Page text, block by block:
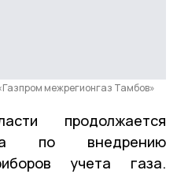
межрегионгаз Тамбов»
продолжается
по внедрению
учета газа.